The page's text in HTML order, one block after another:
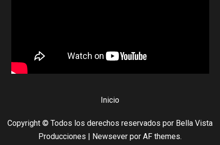
Inicio
Copyright © Todos los derechos reservados por Bella Vista
Producciones | Newsever por AF themes.